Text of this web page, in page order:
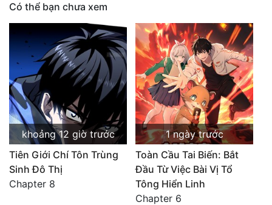
Có thể bạn chưa xem
khoảng 12 giờ trước
Tiên Giới Chí Tôn Trùng
Sinh Đô Thị
Chapter 8
1 ngày trước
Toàn Cầu Tai Biến: Bắt
Đầu Từ Việc Bài Vị Tổ
Tông Hiển Linh
Chapter 6